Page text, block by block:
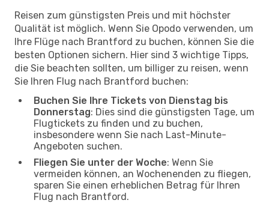
Reisen zum günstigsten Preis und mit höchster
Qualität ist möglich. Wenn Sie Opodo verwenden, um
Ihre Flüge nach Brantford zu buchen, können Sie die
besten Optionen sichern. Hier sind 3 wichtige Tipps,
die Sie beachten sollten, um billiger zu reisen, wenn
Sie Ihren Flug nach Brantford buchen:
Buchen Sie Ihre Tickets von Dienstag bis
Donnerstag: Dies sind die günstigsten Tage, um
Flugtickets zu finden und zu buchen,
insbesondere wenn Sie nach Last-Minute-
Angeboten suchen.
Fliegen Sie unter der Woche: Wenn Sie
vermeiden können, an Wochenenden zu fliegen,
sparen Sie einen erheblichen Betrag für Ihren
Flug nach Brantford.